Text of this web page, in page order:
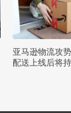
亚马逊物流攻
配送上线后将